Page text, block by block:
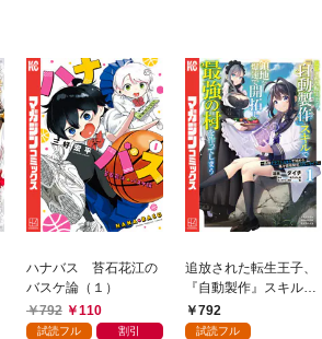
ハナバス 苔石花江の
バスケ論（１）
792
110
試読フル 割引
追放された転生王子、
『自動製作』スキルで
領地を爆速で開拓し最
強の村を作ってしまう
792
試読フル